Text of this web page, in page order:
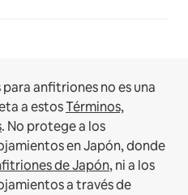
anfitriones no es una
a estosTérminos,
. No protege a los
en Japón, donde
de Japón, ni a los
a través de